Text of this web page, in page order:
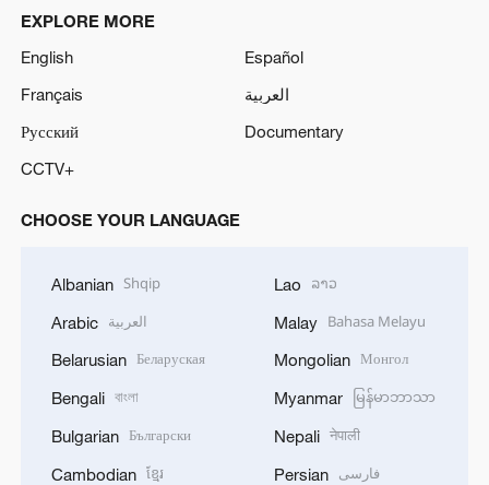
EXPLORE MORE
English
Español
Français
العربية
Русский
Documentary
CCTV+
CHOOSE YOUR LANGUAGE
Albanian Shqip
Arabic العربية
Belarusian Беларуская
Bengali বাংলা
Bulgarian Български
Cambodian ខ្មែរ
Lao ລາວ
Malay Bahasa Melayu
Mongolian Монгол
Myanmar မြန်မာဘာသာ
Nepali नेपाली
Persian فارسی